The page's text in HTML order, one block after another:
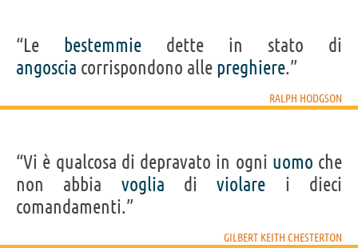
“Le bestemmie dette in stato di
angoscia corrispondono alle preghiere.”
RALPH HODGSON
“Vi è qualcosa di depravato in ogni uomo che
non abbia voglia diviolare i dieci
comandamenti.”
GILBERT KEITH CHESTERTON